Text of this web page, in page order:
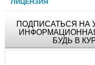
ЛИЦЕНЗИЯ
ПОДПИСАТЬСЯ НА
БУДЬ В